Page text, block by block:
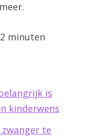
2 minuten
is
kinderwens
te